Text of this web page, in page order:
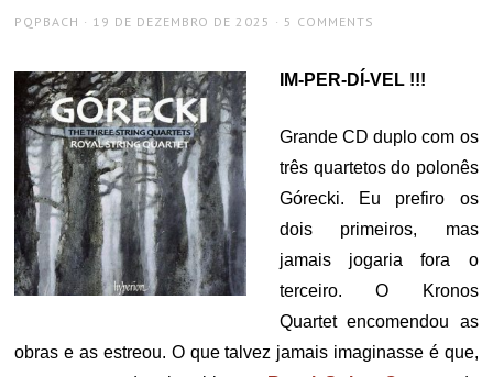
AUTHOR
PQPBACH
POSTED
19 DE DEZEMBRO DE 2025 5 COMMENTS
IM-PER-DÍ-VEL !!!
Grande CD duplo com os
três quartetos do polonês
Górecki. Eu prefiro os
dois primeiros, mas
jamais jogaria fora o
terceiro. O Kronos
Quartet encomendou as
obras e as estreou. O que talvez jamais imaginasse é que,